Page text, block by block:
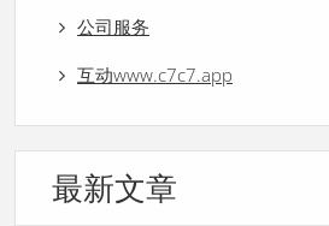
公司服务
互动www.c7c7.app
最新文章